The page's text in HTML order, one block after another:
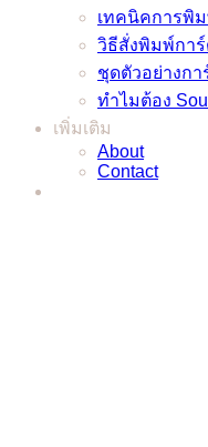
เทคนิคการพิ
วิธีสั่งพิมพ์กา
ชุดตัวอย่างกา
ทำไมต้อง
เพิ่มเติม
About
Contact